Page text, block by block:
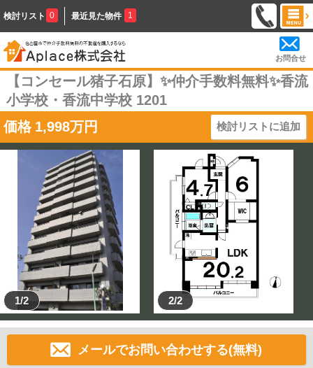
検討リスト 0 最近見た物件 1
お問合せ
【コンセール猪子石原】✨️仲介手数料無料✨️香流
小学校・香流中学校 1201
価格 1,998万円 検討リストに追加
1/2 2/2
メールでお問い合わせする(無料)